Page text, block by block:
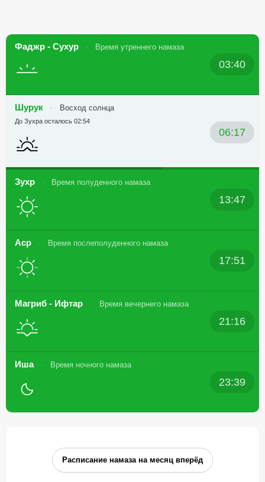
Фаджр - Сухур Время утреннего намаза
03:40
Шурук Восход солнца
06:17
До Зухра осталось 02:54
Зухр Время полуденного намаза
13:47
Аср Время послеполуденного намаза
17:51
Магриб - Ифтар Время вечернего намаза
21:16
Иша Время ночного намаза
23:39
Расписание намаза на месяц вперёд